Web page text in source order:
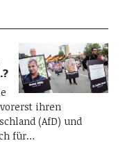
ihren
(AfD) und
für…